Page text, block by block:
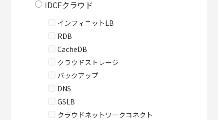
IDCFクラウド
インフィニットLB
RDB
CacheDB
クラウドストレージ
バックアップ
DNS
GSLB
クラウドネットワークコネクト